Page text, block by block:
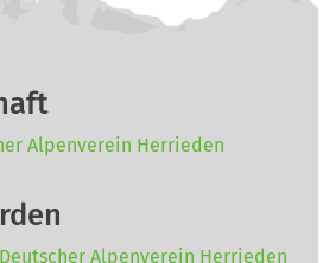
Alpenverein Herrieden
Alpenverein Herrieden